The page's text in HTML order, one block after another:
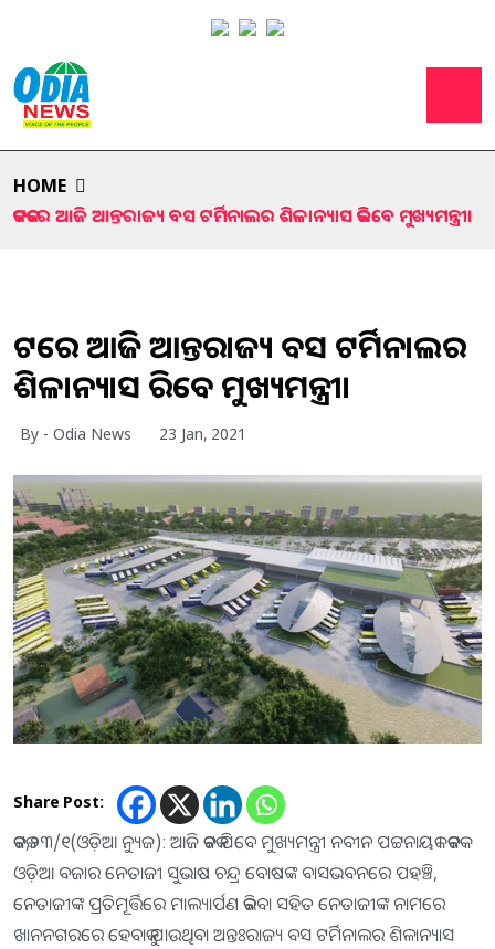
HOME
କଟକରେ ଆଜି ଆନ୍ତରାଜ୍ୟ ବସ ଟର୍ମିନାଲର ଶିଳାନ୍ୟାସ କରିବେ ମୁଖ୍ୟମନ୍ତ୍ରୀ।
କଟକରେ ଆଜି ଆନ୍ତରାଜ୍ୟ ବସ ଟର୍ମିନାଲର
ଶିଳାନ୍ୟାସ କରିବେ ମୁଖ୍ୟମନ୍ତ୍ରୀ।
By - Odia News 23 Jan, 2021
Share Post:
କଟକ,୨୩/୧(ଓଡ଼ିଆ ନ୍ୟୁଜ): ଆଜି କଟକ ଯିବେ ମୁଖ୍ୟମନ୍ତ୍ରୀ ନବୀନ ପଟ୍ଟନାୟକ । କଟକ
ଓଡ଼ିଆ ବଜାର ନେତାଜୀ ସୁଭାଷ ଚନ୍ଦ୍ର ବୋଷଙ୍କ ବାସଭବନରେ ପହଞ୍ଚି,
ନେତାଜୀଙ୍କ ପ୍ରତିମୂର୍ତ୍ତିରେ ମାଲ୍ୟାର୍ପଣ କରିବା ସହିତ ନେତାଜୀଙ୍କ ନାମରେ
ଖାନନଗରରେ ହେବାକୁ ଯାଉଥିବା ଅନ୍ତଃରାଜ୍ୟ ବସ ଟର୍ମିନାଲର ଶିଳାନ୍ୟାସ